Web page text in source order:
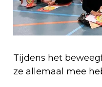
Tijdens het
ze allemaal mee